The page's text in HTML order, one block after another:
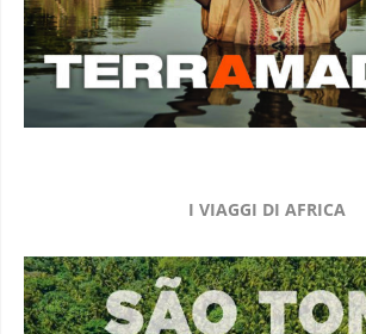
I VIAGGI DI AFRICA